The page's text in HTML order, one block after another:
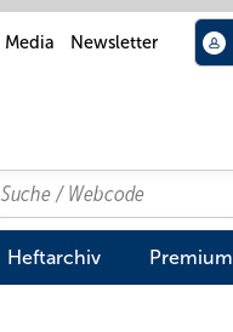
Media Newsletter
Search
Suchen
Heftarchiv Premium